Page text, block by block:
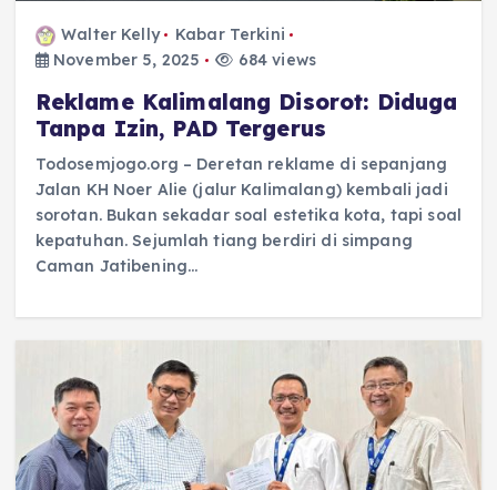
Walter Kelly
Kabar Terkini
November 5, 2025
684 views
Reklame Kalimalang Disorot: Diduga
Tanpa Izin, PAD Tergerus
Todosemjogo.org – Deretan reklame di sepanjang
Jalan KH Noer Alie (jalur Kalimalang) kembali jadi
sorotan. Bukan sekadar soal estetika kota, tapi soal
kepatuhan. Sejumlah tiang berdiri di simpang
Caman Jatibening…